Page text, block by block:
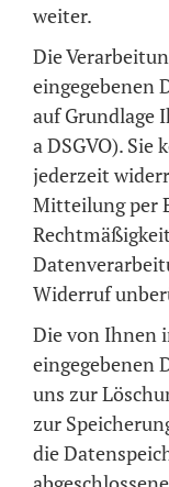
weiter.
Die
eingegebenen
auf Grundlage
a DSGVO).
jederzeit
Mitteilung per
Widerruf
Die von Ihnen
eingegebenen
uns zur
zur
die